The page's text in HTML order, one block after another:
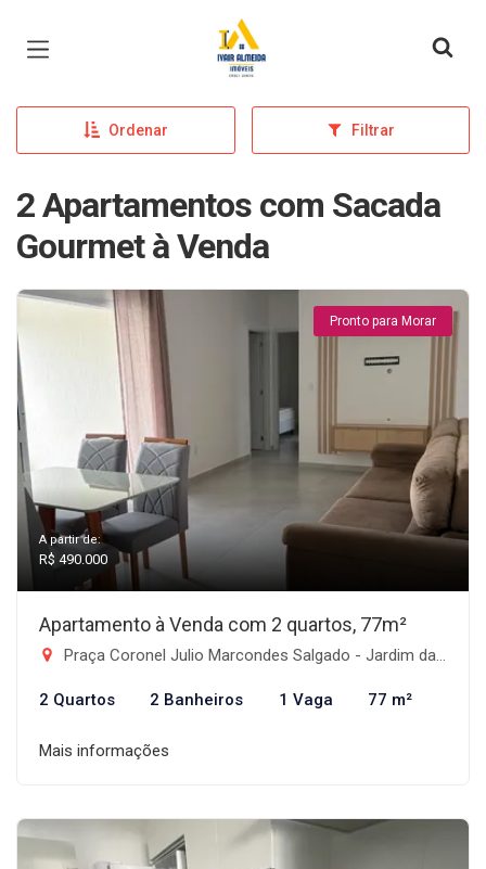
Página inicial
Ordenar Filtrar
2 Apartamentos com Sacada
Gourmet à Venda
Pronto para Morar
A partir de:
R$ 490.000
Apartamento à Venda com 2 quartos, 77m²
Praça Coronel Julio Marcondes Salgado - Jardim das Nações, Taubaté-SP
2 Quartos 2 Banheiros 1 Vaga 77 m²
Mais informações